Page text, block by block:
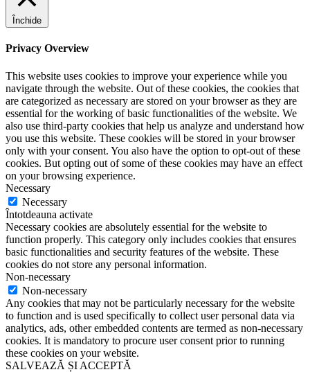
Închide
Privacy Overview
This website uses cookies to improve your experience while you
navigate through the website. Out of these cookies, the cookies that
are categorized as necessary are stored on your browser as they are
essential for the working of basic functionalities of the website. We
also use third-party cookies that help us analyze and understand how
you use this website. These cookies will be stored in your browser
only with your consent. You also have the option to opt-out of these
cookies. But opting out of some of these cookies may have an effect
on your browsing experience.
Necessary
Necessary
Întotdeauna activate
Necessary cookies are absolutely essential for the website to
function properly. This category only includes cookies that ensures
basic functionalities and security features of the website. These
cookies do not store any personal information.
Non-necessary
Non-necessary
Any cookies that may not be particularly necessary for the website
to function and is used specifically to collect user personal data via
analytics, ads, other embedded contents are termed as non-necessary
cookies. It is mandatory to procure user consent prior to running
these cookies on your website.
SALVEAZĂ ȘI ACCEPTĂ